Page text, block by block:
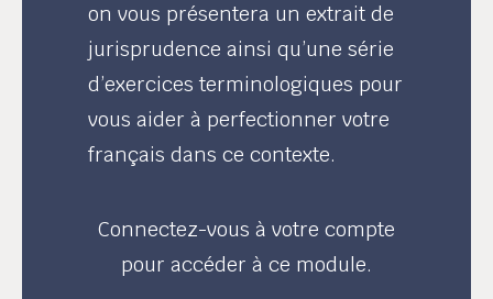
on vous présentera un extrait de
jurisprudence ainsi qu’une série
d’exercices terminologiques pour
vous aider à perfectionner votre
français dans ce contexte.
Connectez-vous à votre compte
pour accéder à ce module.